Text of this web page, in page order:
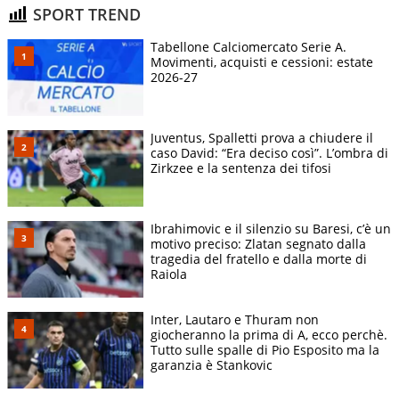
SPORT TREND
Tabellone Calciomercato Serie A.
Movimenti, acquisti e cessioni: estate
2026-27
Juventus, Spalletti prova a chiudere il
caso David: “Era deciso così”. L’ombra di
Zirkzee e la sentenza dei tifosi
Ibrahimovic e il silenzio su Baresi, c’è un
motivo preciso: Zlatan segnato dalla
tragedia del fratello e dalla morte di
Raiola
Inter, Lautaro e Thuram non
giocheranno la prima di A, ecco perchè.
Tutto sulle spalle di Pio Esposito ma la
garanzia è Stankovic